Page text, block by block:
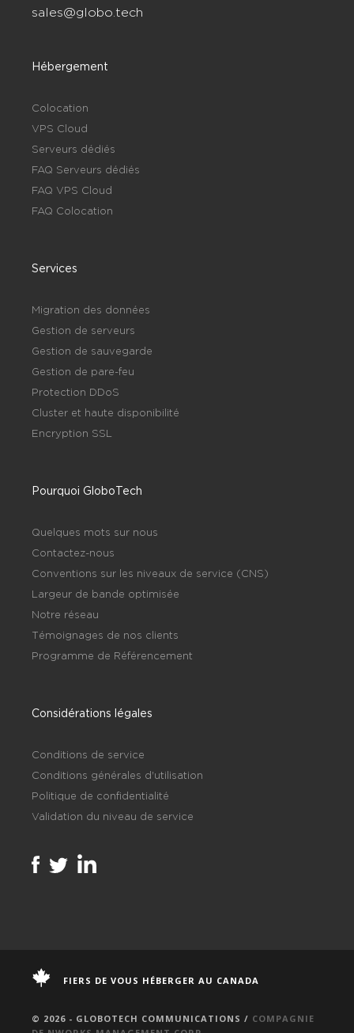
sales@globo.tech
Hébergement
Colocation
VPS Cloud
Serveurs dédiés
FAQ Serveurs dédiés
FAQ VPS Cloud
FAQ Colocation
Services
Migration des données
Gestion de serveurs
Gestion de sauvegarde
Gestion de pare-feu
Protection DDoS
Cluster et haute disponibilité
Encryption SSL
Pourquoi GloboTech
Quelques mots sur nous
Contactez-nous
Conventions sur les niveaux de service (CNS)
Largeur de bande optimisée
Notre réseau
Témoignages de nos clients
Programme de Référencement
Considérations légales
Conditions de service
Conditions générales d'utilisation
Politique de confidentialité
Validation du niveau de service
FIERS DE VOUS HÉBERGER AU CANADA
© 2026 - GLOBOTECH COMMUNICATIONS / COMPAGNIE